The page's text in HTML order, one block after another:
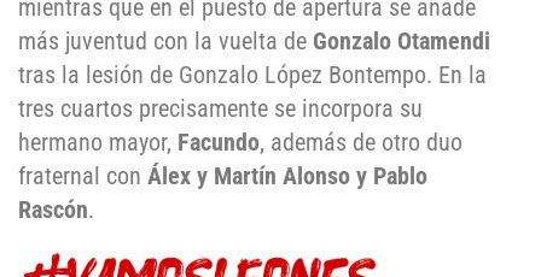
mientras que en el puesto de apertura se añade
más juventud con la vuelta de Gonzalo Otamendi
tras la lesión de Gonzalo López Bontempo. En la
tres cuartos precisamente se incorpora su
hermano mayor, Facundo, además de otro duo
fraternal con Álex y Martín Alonso y Pablo
Rascón.